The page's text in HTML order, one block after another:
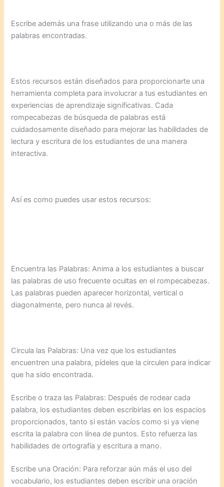
Escribe además una frase utilizando una o más de las
palabras encontradas.
Estos recursos están diseñados para proporcionarte una
herramienta completa para involucrar a tus estudiantes en
experiencias de aprendizaje significativas. Cada
rompecabezas de búsqueda de palabras está
cuidadosamente diseñado para mejorar las habilidades de
lectura y escritura de los estudiantes de una manera
interactiva.
Así es como puedes usar estos recursos:
Encuentra las Palabras:Anima a los estudiantes a buscar
las palabras de uso frecuente ocultas en el rompecabezas.
Las palabras pueden aparecer horizontal, vertical o
diagonalmente, pero nunca al revés.
Circula las Palabras: Una vez que los estudiantes
encuentren una palabra, pídeles que la circulen para indicar
que ha sido encontrada.
Escribe o traza las Palabras: Después de rodear cada
palabra, los estudiantes deben escribirlas en los espacios
proporcionados, tanto si están vacíos como si ya viene
escrita la palabra con línea de puntos. Esto refuerza las
habilidades de ortografía y escritura a mano.
Escribe una Oración: Para reforzar aún más el uso del
vocabulario, los estudiantes deben escribir una oración